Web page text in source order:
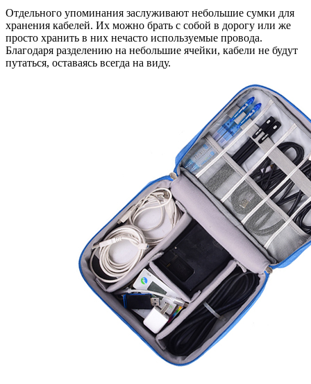
Отдельного упоминания заслуживают небольшие сумки для
хранения кабелей. Их можно брать с собой в дорогу или же
просто хранить в них нечасто используемые провода.
Благодаря разделению на небольшие ячейки, кабели не будут
путаться, оставаясь всегда на виду.